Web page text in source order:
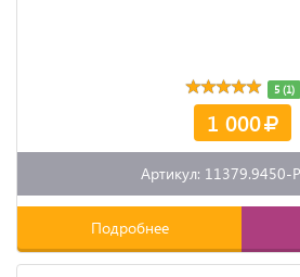
5 (1)
1 000
Артикул: 11379.9450-
Подробнее